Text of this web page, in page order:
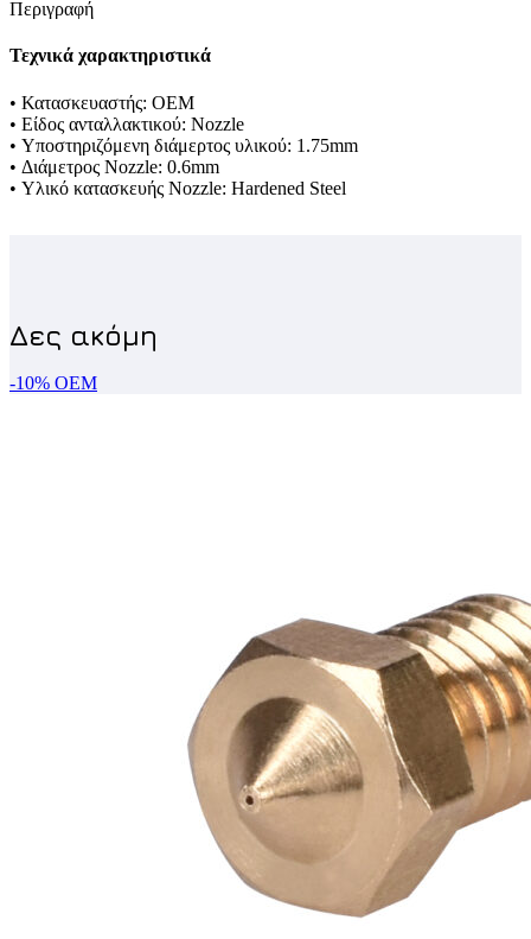
Περιγραφή
Τεχνικά χαρακτηριστικά
• Κατασκευαστής: OEM
• Είδος ανταλλακτικού: Nozzle
• Υποστηριζόμενη διάμερτος υλικού: 1.75mm
• Διάμετρος Nozzle: 0.6mm
• Υλικό κατασκευής Nozzle: Hardened Steel
-10% OEM